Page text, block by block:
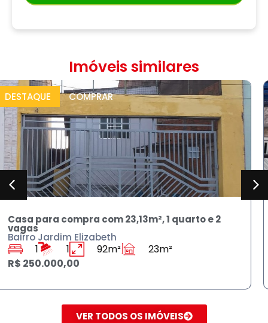
Imóveis similares
DESTAQUE COMPRAR
Sobrado para compra 230m² , 3 quartos e 3
banheiros
Bairro Jardim Rodolfo Pirani
3 125m²
R$ 590.000,00
VER TODOS OS IMÓVEIS